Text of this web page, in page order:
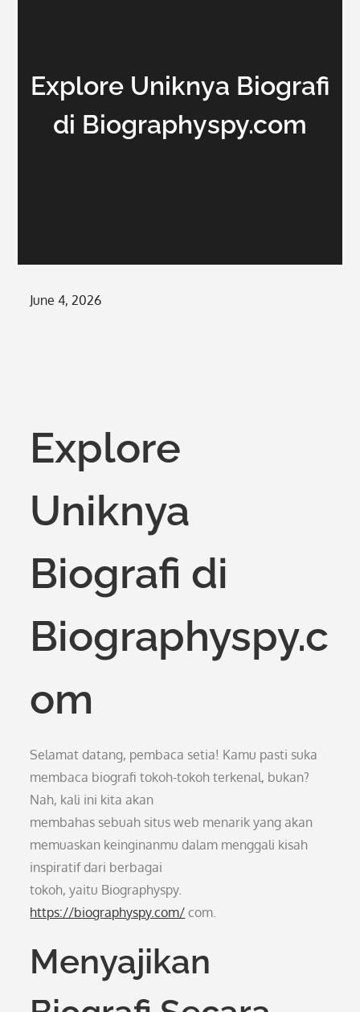
Explore Uniknya Biografi
di Biographyspy.com
Posted
June 4, 2026
Explore
Uniknya
Biografi di
Biographyspy.c
om
Selamat datang, pembaca setia! Kamu pasti suka
membaca biografi tokoh-tokoh terkenal, bukan?
Nah, kali ini kita akan
membahas sebuah situs web menarik yang akan
memuaskan keinginanmu dalam menggali kisah
inspiratif dari berbagai
tokoh, yaitu Biographyspy.
https://biographyspy.com/ com.
Menyajikan